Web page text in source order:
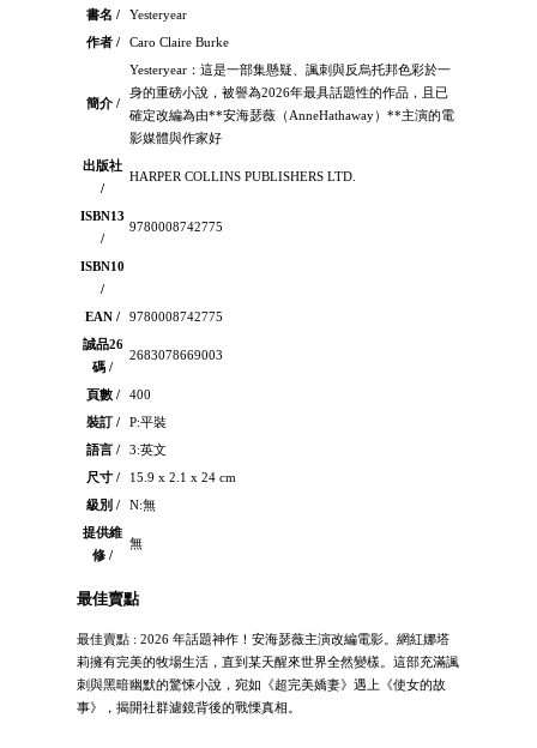
書名 /
Yesteryear
作者 /
Caro Claire Burke
簡介 /
Yesteryear：這是一部集懸疑、諷刺與反烏托邦色彩於一
身的重磅小說，被譽為2026年最具話題性的作品，且已
確定改編為由**安海瑟薇（AnneHathaway）**主演的電
影媒體與作家好
出版社
/
HARPER COLLINS PUBLISHERS LTD.
ISBN13
/
9780008742775
ISBN10
/
EAN /
9780008742775
誠品26
碼 /
2683078669003
頁數 /
400
裝訂 /
P:平裝
語言 /
3:英文
尺寸 /
15.9 x 2.1 x 24 cm
級別 /
N:無
提供維
修 /
無
最佳賣點
最佳賣點 : 2026 年話題神作！安海瑟薇主演改編電影。網紅娜塔
莉擁有完美的牧場生活，直到某天醒來世界全然變樣。這部充滿諷
刺與黑暗幽默的驚悚小說，宛如《超完美嬌妻》遇上《使女的故
事》，揭開社群濾鏡背後的戰慄真相。